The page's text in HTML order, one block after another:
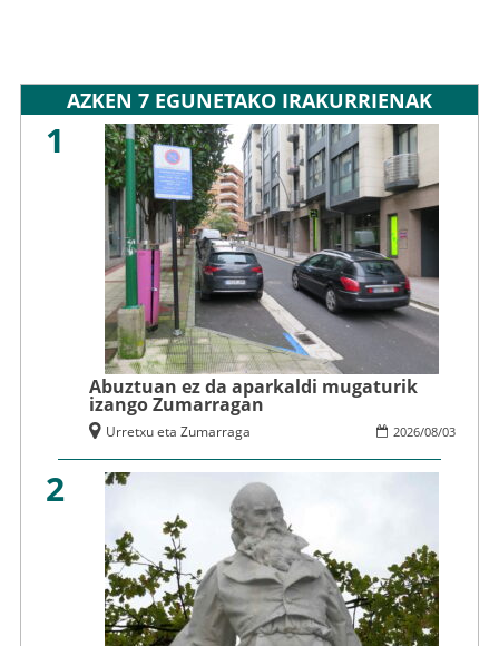
AZKEN 7 EGUNETAKO IRAKURRIENAK
1
Abuztuan ez da aparkaldi mugaturik
izango Zumarragan
2026/08/03
Urretxu eta Zumarraga
2